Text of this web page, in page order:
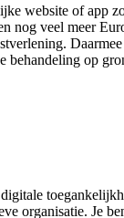
website of app
nog veel meer
behandeling op
organisatie. Je